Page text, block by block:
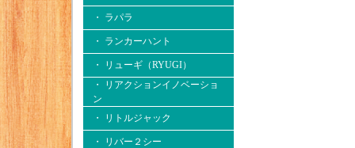
・ ラパラ
・ ランカーハント
・ リューギ（RYUGI）
・ リアクションイノベーショ
ン
・ リトルジャック
・ リバー２シー